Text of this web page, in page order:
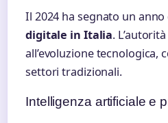
Il 2024 ha segnato un
digitale in Italia.
all’evoluzione
settori tradizionali.
Intelligenza artificiale e